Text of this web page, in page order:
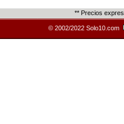
** Precios
© 2002/2022 Solo10.com